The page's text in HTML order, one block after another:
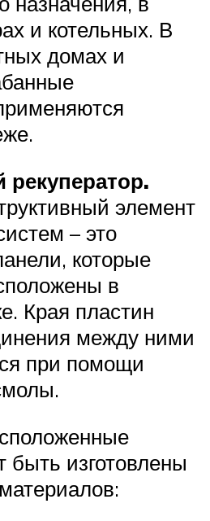
и котельных. В
домах и
элемент
– это
которые
в
Края пластин
между ними
при помощи
быть изготовлены